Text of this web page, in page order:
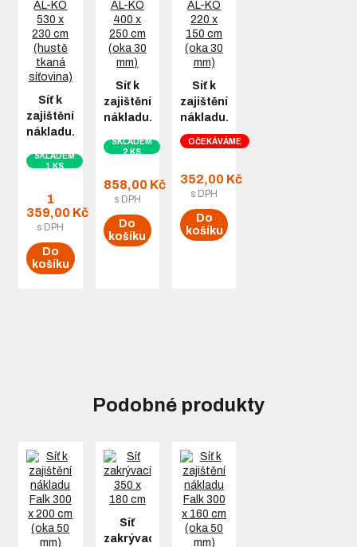
Síť k
zajištění
nákladu…
SKLADEM
1 KS
1
359,00 Kč
s DPH
Do
košíku
Síť k
zajištění
nákladu…
SKLADEM
2 KS
858,00 Kč
s DPH
Do
košíku
Síť k
zajištění
nákladu…
OČEKÁVÁME
352,00 Kč
s DPH
Do
košíku
Podobné produkty
Síť
zakrývací